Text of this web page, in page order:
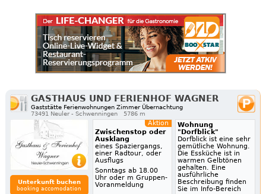
GASTHAUS UND FERIENHOF WAGNER
Gaststätte Ferienwohnungen Zimmer Übernachtung
73491 Neuler - Schwenningen
5786 m
Unterkunft buchen
booking accomodation
Aktion
Zwischenstop oder
Ausklang
eines Spaziergangs,
einer Radtour, oder
Ausflugs
Sonntags ab 18.00
Uhr oder m Gruppen-
Voranmeldung
Wohnung
"Dorfblick"
Dorfblick ist eine sehr
gemütliche Wohnung.
Die Essküche ist in
warmen Gelbtönen
gehalten. Eine
ausführliche
Beschreibung finden
Sie im Info-Bereich